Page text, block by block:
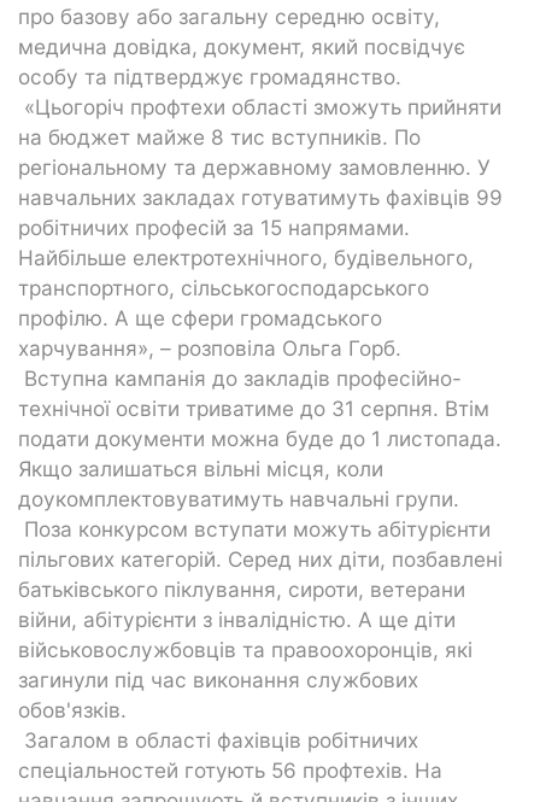
про базову або загальну середню освіту,
медична довідка, документ, який посвідчує
особу та підтверджує громадянство.
«Цьогоріч профтехи області зможуть прийняти
на бюджет майже 8 тис вступників. По
регіональному та державному замовленню. У
навчальних закладах готуватимуть фахівців 99
робітничих професій за 15 напрямами.
Найбільше електротехнічного, будівельного,
транспортного, сільськогосподарського
профілю. А ще сфери громадського
харчування», – розповіла Ольга Горб.
Вступна кампанія до закладів професійно-
технічної освіти триватиме до 31 серпня. Втім
подати документи можна буде до 1 листопада.
Якщо залишаться вільні місця, коли
доукомплектовуватимуть навчальні групи.
Поза конкурсом вступати можуть абітурієнти
пільгових категорій. Серед них діти, позбавлені
батьківського піклування, сироти, ветерани
війни, абітурієнти з інвалідністю. А ще діти
військовослужбовців та правоохоронців, які
загинули під час виконання службових
обов'язків.
Загалом в області фахівців робітничих
спеціальностей готують 56 профтехів. На